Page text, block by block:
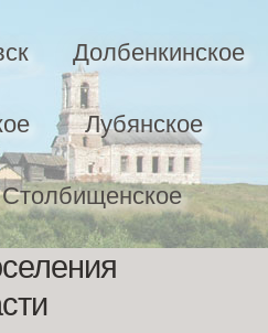
Долбенкинское
Лубянское
Столбищенское